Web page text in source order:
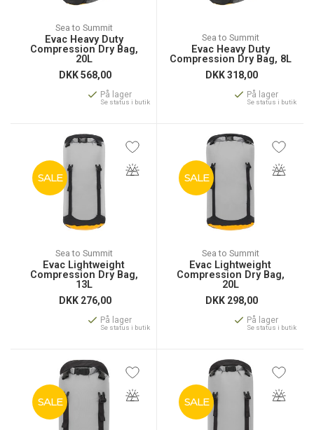
Sea to Summit
Evac Heavy Duty
Compression Dry Bag,
20L
DKK568,00
På lager
Se status i butik
Sea to Summit
Evac Heavy Duty
Compression Dry Bag, 8L
DKK318,00
På lager
Se status i butik
SALE
Sea to Summit
Evac Lightweight
Compression Dry Bag,
13L
DKK 276,00
På lager
Se status i butik
SALE
Sea to Summit
Evac Lightweight
Compression Dry Bag,
20L
DKK 298,00
På lager
Se status i butik
SALE SALE